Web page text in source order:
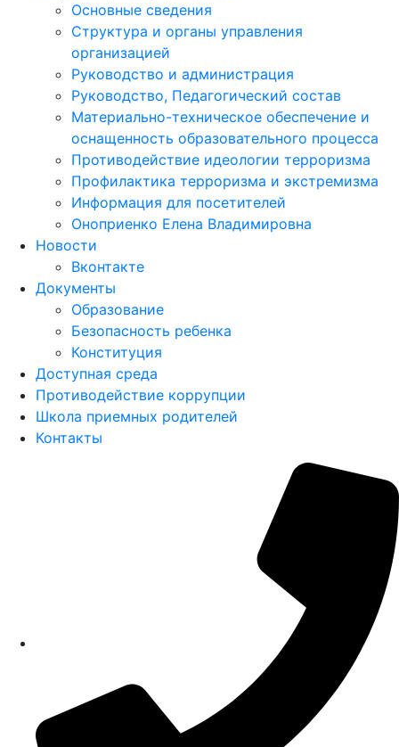
Основные сведения
Структура и органы управления
организацией
Руководство и администрация
Руководство, Педагогический состав
Материально-техническое обеспечение и
оснащенность образовательного процесса
Противодействие идеологии терроризма
Профилактика терроризма и экстремизма
Информация для посетителей
Оноприенко Елена Владимировна
Новости
Вконтакте
Документы
Образование
Безопасность ребенка
Конституция
Доступная среда
Противодействие коррупции
Школа приемных родителей
Контакты